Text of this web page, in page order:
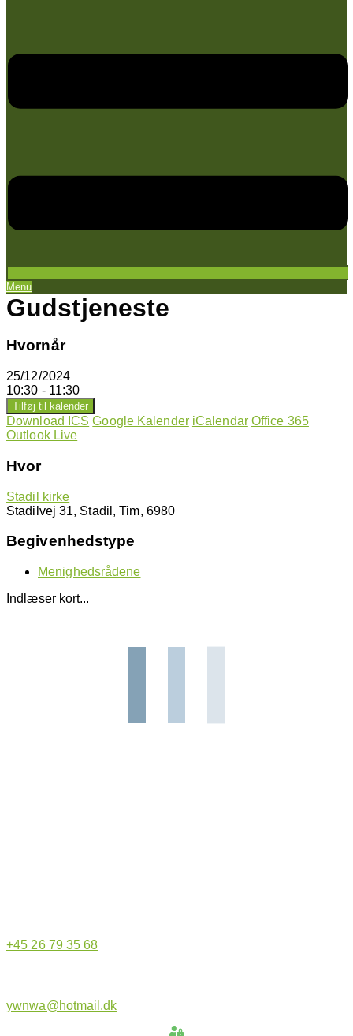
Menu
Gudstjeneste
Hvornår
25/12/2024
10:30 - 11:30
Tilføj til kalender
Download ICS Google Kalender iCalendar Office 365
Outlook Live
Hvor
Stadil kirke
Stadilvej 31, Stadil, Tim, 6980
Begivenhedstype
Menighedsrådene
Indlæser kort...
+45 26 79 35 68
ywnwa@hotmail.dk